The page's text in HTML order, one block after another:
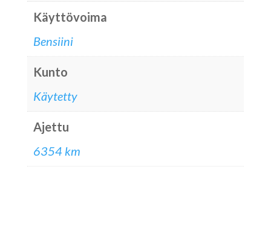
Käyttövoima
Bensiini
Kunto
Käytetty
Ajettu
6354 km